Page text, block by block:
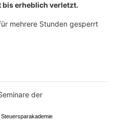
bis erheblich verletzt.
mehrere Stunden gesperrt